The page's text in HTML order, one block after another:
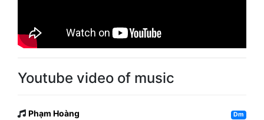
Youtube video of music
Phạm Hoàng Dm